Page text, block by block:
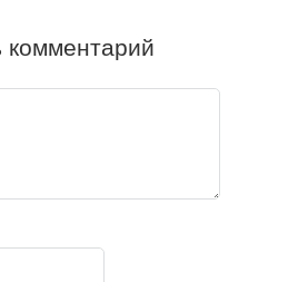
комментарий